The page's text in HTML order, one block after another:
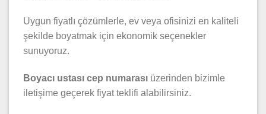
Uygun fiyatlı çözümlerle, ev veya ofisinizi en kaliteli
şekilde boyatmak için ekonomik seçenekler
sunuyoruz.
Boyacı ustası cep numarası üzerinden bizimle
iletişime geçerek fiyat teklifi alabilirsiniz.